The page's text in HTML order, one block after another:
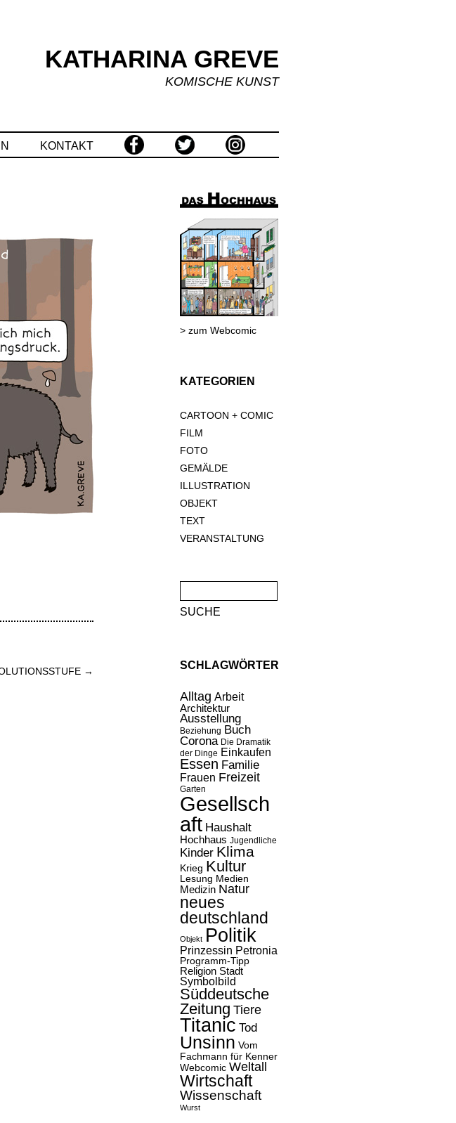
KATHARINA GREVE
KOMISCHE KUNST
KONTAKT
→
> zum Webcomic
KATEGORIEN
CARTOON + COMIC
FILM
FOTO
GEMÄLDE
ILLUSTRATION
OBJEKT
TEXT
VERANSTALTUNG
nach:
SCHLAGWÖRTER
Alltag Arbeit
Architektur
Ausstellung
Beziehung Buch
Corona Die Dramatik
der Dinge Einkaufen
Essen Familie
Frauen Freizeit
Garten
Gesellsch
aft Haushalt
Hochhaus Jugendliche
Kinder Klima
Krieg Kultur
Lesung Medien
Medizin Natur
neues
deutschland
Objekt Politik
Prinzessin Petronia
Programm-Tipp
Religion Stadt
Symbolbild
Süddeutsche
Zeitung Tiere
Titanic Tod
Unsinn Vom
Fachmann für Kenner
Webcomic Weltall
Wirtschaft
Wissenschaft
Wurst